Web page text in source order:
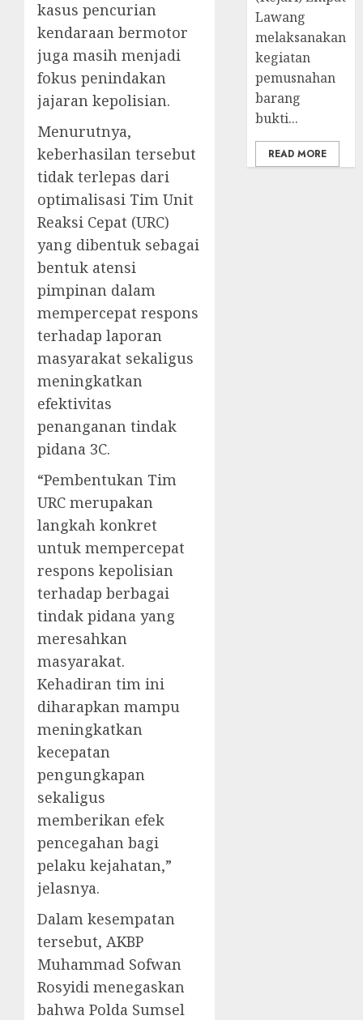
kasus pencurian
kendaraan bermotor
juga masih menjadi
fokus penindakan
jajaran kepolisian.
Menurutnya,
keberhasilan tersebut
tidak terlepas dari
optimalisasi Tim Unit
Reaksi Cepat (URC)
yang dibentuk sebagai
bentuk atensi
pimpinan dalam
mempercepat respons
terhadap laporan
masyarakat sekaligus
meningkatkan
efektivitas
penanganan tindak
pidana 3C.
“Pembentukan Tim
URC merupakan
langkah konkret
untuk mempercepat
respons kepolisian
terhadap berbagai
tindak pidana yang
meresahkan
masyarakat.
Kehadiran tim ini
diharapkan mampu
meningkatkan
kecepatan
pengungkapan
sekaligus
memberikan efek
pencegahan bagi
pelaku kejahatan,”
jelasnya.
Dalam kesempatan
tersebut, AKBP
Muhammad Sofwan
Rosyidi menegaskan
bahwa Polda Sumsel
Lawang
melaksanakan
kegiatan
pemusnahan
barang
bukti...
READ MORE